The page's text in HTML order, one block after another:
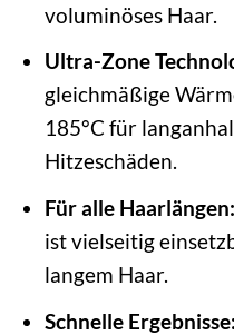
voluminöses Haar.
Ultra-Zone
gleichmäßige
185°C für
Hitzeschäden.
Für alle Haarlängen:
ist vielseitig
langem Haar.
Schnelle Ergebnisse: